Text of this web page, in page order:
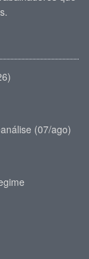
(07/ago)